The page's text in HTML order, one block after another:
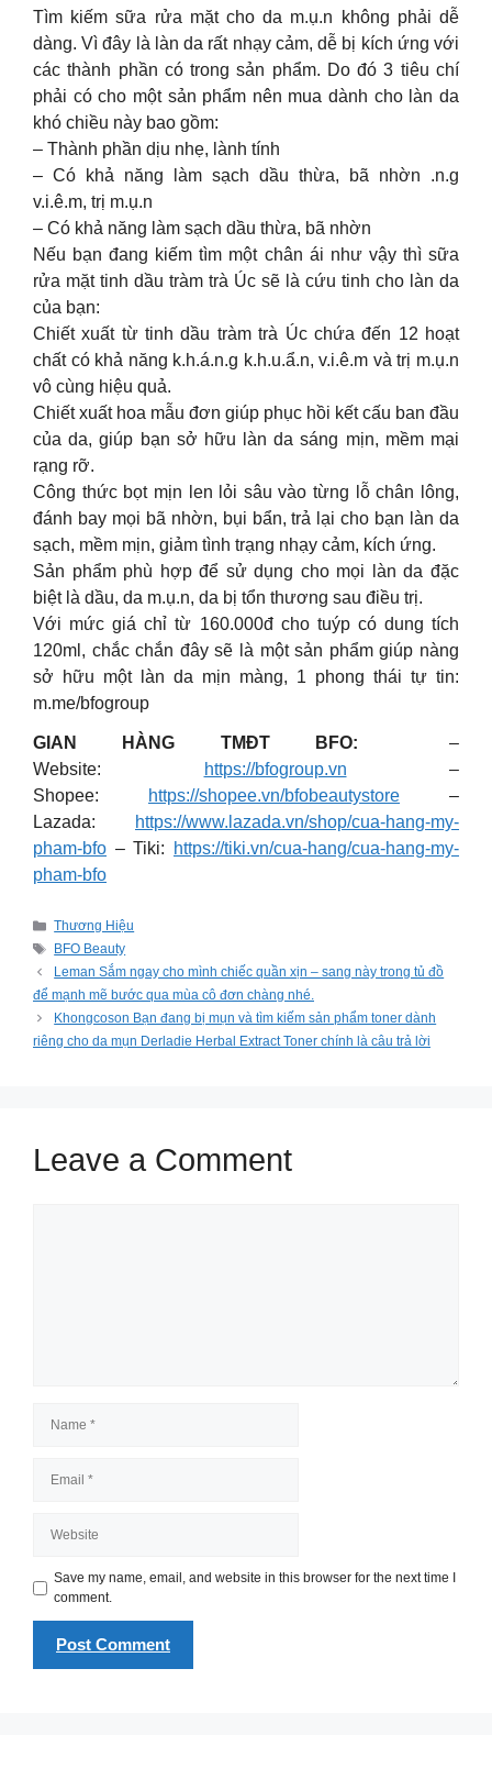
Tìm kiếm sữa rửa mặt cho da m.ụ.n không phải dễ
dàng. Vì đây là làn da rất nhạy cảm, dễ bị kích ứng với
các thành phần có trong sản phẩm. Do đó 3 tiêu chí
phải có cho một sản phẩm nên mua dành cho làn da
khó chiều này bao gồm:
– Thành phần dịu nhẹ, lành tính
– Có khả năng làm sạch dầu thừa, bã nhờn .n.g
v.i.ê.m, trị m.ụ.n
– Có khả năng làm sạch dầu thừa, bã nhờn
Nếu bạn đang kiếm tìm một chân ái như vậy thì sữa
rửa mặt tinh dầu tràm trà Úc sẽ là cứu tinh cho làn da
của bạn:
Chiết xuất từ tinh dầu tràm trà Úc chứa đến 12 hoạt
chất có khả năng k.h.á.n.g k.h.u.ẩ.n, v.i.ê.m và trị m.ụ.n
vô cùng hiệu quả.
Chiết xuất hoa mẫu đơn giúp phục hồi kết cấu ban đầu
của da, giúp bạn sở hữu làn da sáng mịn, mềm mại
rạng rỡ.
Công thức bọt mịn len lỏi sâu vào từng lỗ chân lông,
đánh bay mọi bã nhờn, bụi bẩn, trả lại cho bạn làn da
sạch, mềm mịn, giảm tình trạng nhạy cảm, kích ứng.
Sản phẩm phù hợp để sử dụng cho mọi làn da đặc
biệt là dầu, da m.ụ.n, da bị tổn thương sau điều trị.
Với mức giá chỉ từ 160.000đ cho tuýp có dung tích
120ml, chắc chắn đây sẽ là một sản phẩm giúp nàng
sở hữu một làn da mịn màng, 1 phong thái tự tin:
m.me/bfogroup
GIAN HÀNG TMĐT BFO:
–
Website:
https://bfogroup.vn –
Shopee:
https://shopee.vn/bfobeautystore –
Lazada:
https://www.lazada.vn/shop/cua-hang-my-
pham-bfo – Tiki:
https://tiki.vn/cua-hang/cua-hang-my-
pham-bfo
Categories
Thương Hiệu
Tags
BFO Beauty
Leman Sắm ngay cho mình chiếc quần xịn – sang này trong tủ đồ
để mạnh mẽ bước qua mùa cô đơn chàng nhé.
Khongcoson Bạn đang bị mụn và tìm kiếm sản phẩm toner dành
riêng cho da mụn Derladie Herbal Extract Toner chính là câu trả lời
Leave a Comment
Save my name, email, and website in this browser for the next time I
comment.